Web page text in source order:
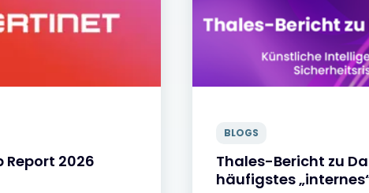
Report 2026
BLOGS
Thales-Bericht zu
häufigstes